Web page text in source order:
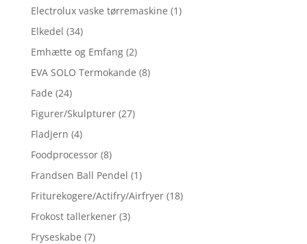
Electrolux vaske tørremaskine (1)
Elkedel (34)
Emhætte og Emfang (2)
EVA SOLO Termokande (8)
Fade (24)
Figurer/Skulpturer (27)
Fladjern (4)
Foodprocessor (8)
Frandsen Ball Pendel (1)
Friturekogere/Actifry/Airfryer (18)
Frokost tallerkener (3)
Fryseskabe (7)